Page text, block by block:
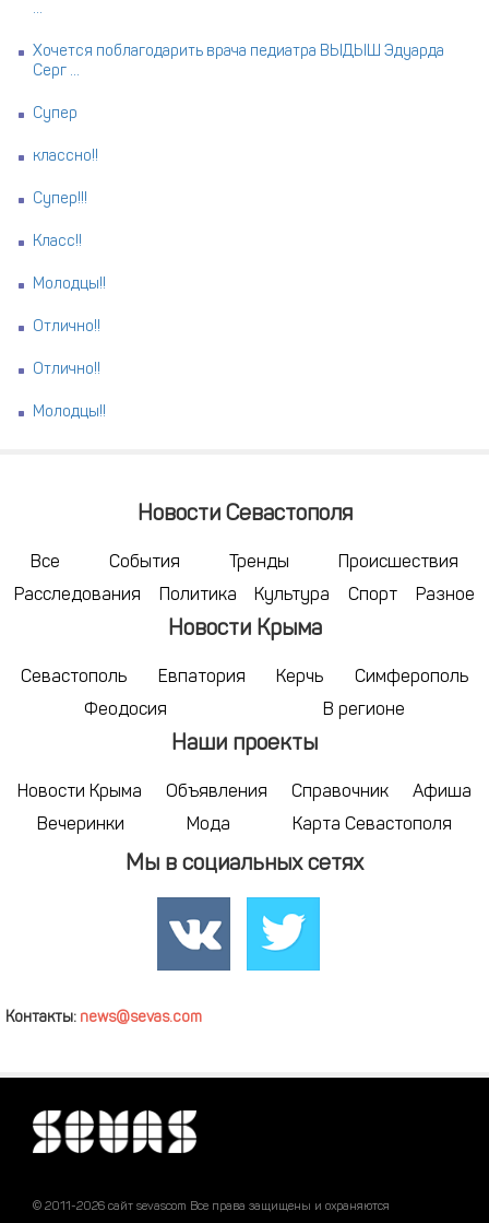
...
Хочется поблагодарить врача педиатра ВЫДЫШ Эдуарда
Серг ...
Супер
классно!!
Супер!!!
Класс!!
Молодцы!!
Отлично!!
Отлично!!
Молодцы!!
Новости Севастополя
Все События Тренды
Происшествия
Расследования
Политика Культура Спорт Разное
Новости Крыма
Севастополь Евпатория Керчь
Симферополь
Феодосия
В регионе
Наши проекты
Новости Крыма Объявления Справочник
Афиша
Вечеринки
Мода Карта Севастополя
Мы в социальных сетях
Контакты: news@sevas.com
© 2011-2026 сайт sevascom Все права защищены и охраняются